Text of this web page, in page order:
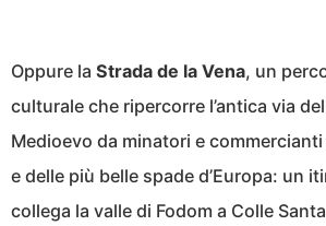
Oppure la Strada de la Vena, un
culturale che ripercorre l’antica via
Medioevo da minatori e
e delle più belle spade d’Europa: un
collega la valle di Fodom a Colle